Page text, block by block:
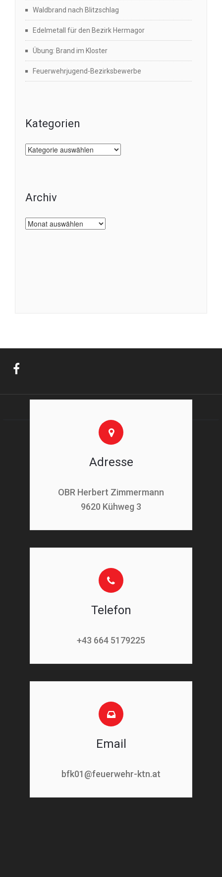
Waldbrand nach Blitzschlag
Edelmetall für den Bezirk Hermagor
Übung: Brand im Kloster
Feuerwehrjugend-Bezirksbewerbe
Kategorien
Kategorien
Archiv
Archiv
Adresse
OBR Herbert Zimmermann
9620 Kühweg 3
Telefon
+43 664 5179225
Email
bfk01@feuerwehr-ktn.at